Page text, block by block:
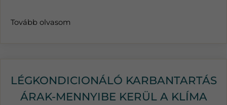
Tovább olvasom
LÉGKONDICIONÁLÓ KARBANTARTÁS
ÁRAK-MENNYIBE KERÜL A KLÍMA